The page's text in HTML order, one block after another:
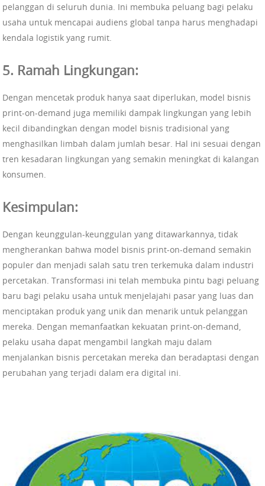
pelanggan di seluruh dunia. Ini membuka peluang bagi pelaku
usaha untuk mencapai audiens global tanpa harus menghadapi
kendala logistik yang rumit.
5. Ramah Lingkungan:
Dengan mencetak produk hanya saat diperlukan, model bisnis
print-on-demand juga memiliki dampak lingkungan yang lebih
kecil dibandingkan dengan model bisnis tradisional yang
menghasilkan limbah dalam jumlah besar. Hal ini sesuai dengan
tren kesadaran lingkungan yang semakin meningkat di kalangan
konsumen.
Kesimpulan:
Dengan keunggulan-keunggulan yang ditawarkannya, tidak
mengherankan bahwa model bisnis print-on-demand semakin
populer dan menjadi salah satu tren terkemuka dalam industri
percetakan. Transformasi ini telah membuka pintu bagi peluang
baru bagi pelaku usaha untuk menjelajahi pasar yang luas dan
menciptakan produk yang unik dan menarik untuk pelanggan
mereka. Dengan memanfaatkan kekuatan print-on-demand,
pelaku usaha dapat mengambil langkah maju dalam
menjalankan bisnis percetakan mereka dan beradaptasi dengan
perubahan yang terjadi dalam era digital ini.